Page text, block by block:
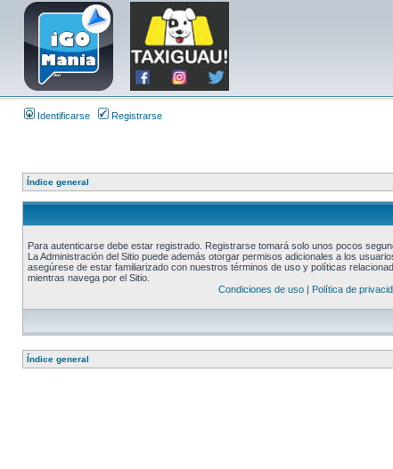
Identificarse Registrarse
Índice general
Para autenticarse debe estar registrado. Registrarse tomará solo unos pocos
La Administración del Sitio puede además otorgar permisos adicionales a los
asegúrese de estar familiarizado con nuestros términos de uso y políticas
mientras navega por el Sitio.
Condiciones de uso| Política de
Índice general